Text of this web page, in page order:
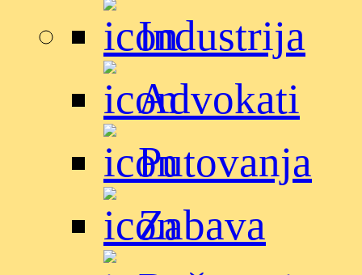
Industrija
Advokati
Putovanja
Zabava